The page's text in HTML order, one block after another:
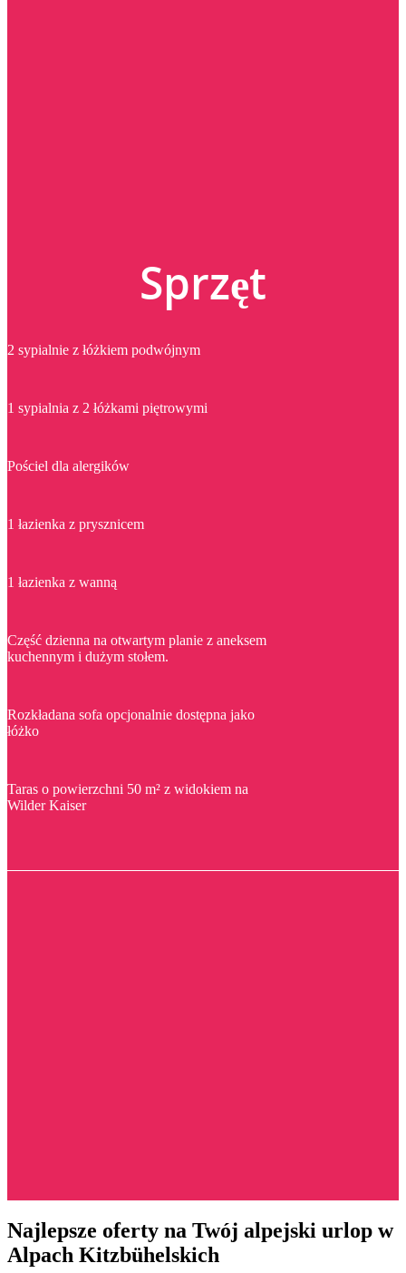
Sprzęt
2 sypialnie z łóżkiem podwójnym
1 sypialnia z 2 łóżkami piętrowymi
Pościel dla alergików
1 łazienka z prysznicem
1 łazienka z wanną
Część dzienna na otwartym planie z aneksem
kuchennym i dużym stołem.
Rozkładana sofa opcjonalnie dostępna jako
łóżko
Taras o powierzchni 50 m² z widokiem na
Wilder Kaiser
Najlepsze oferty na Twój alpejski urlop w
Alpach Kitzbühelskich